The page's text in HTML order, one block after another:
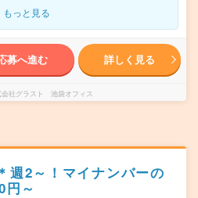
もっと見る
募へ進む 詳しく見る
会社グラスト 池袋オフィス
週2～！マイナンバーの
～